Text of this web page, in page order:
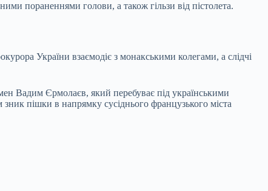
пораненнями голови, а також гільзи від пістолета.
України взаємодіє з монакськими колегами, а слідчі
Вадим Єрмолаєв, який перебуває під українськими
пішки в напрямку сусіднього французького міста